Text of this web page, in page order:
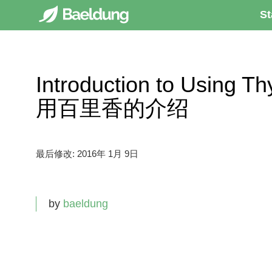
Introduction to Using
用百里香的介绍
最后修改: 2016年 1月 9日
by baeldung